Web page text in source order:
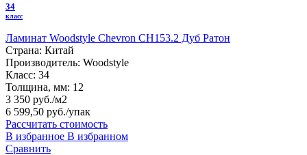
34
класс
Ламинат Woodstyle Chevron CH153.2 Дуб Ратон
Страна: Китай
Производитель: Woodstyle
Класс: 34
Толщина, мм: 12
3 350 руб./м2
6 599,50 руб./упак
Рассчитать стоимость
В избранное В избранном
Сравнить